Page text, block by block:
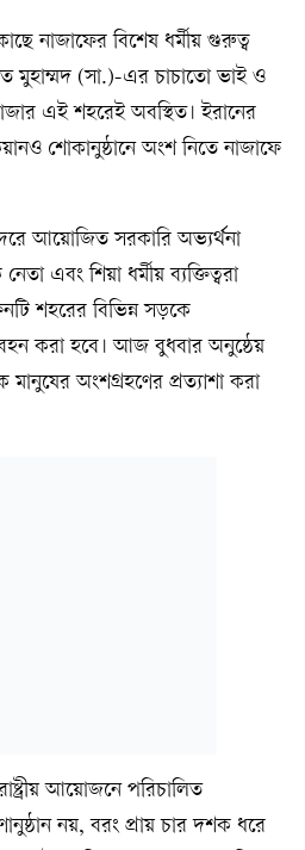
নাজাফের বিশেষ ধর্মীয় গুরুত্ব
মুহাম্মদ (সা.)-এর চাচাতো ভাই ও
এই শহরেই অবস্থিত। ইরানের
শোকানুষ্ঠানে অংশ নিতে নাজাফে
আয়োজিত সরকারি অভ্যর্থনা
এবং শিয়া ধর্মীয় ব্যক্তিত্বরা
শহরের বিভিন্ন সড়কে
করা হবে। আজ বুধবার অনুষ্ঠেয়
অংশগ্রহণের প্রত্যাশা করা
আয়োজনে পরিচালিত
নয়, বরং প্রায় চার দশক ধরে